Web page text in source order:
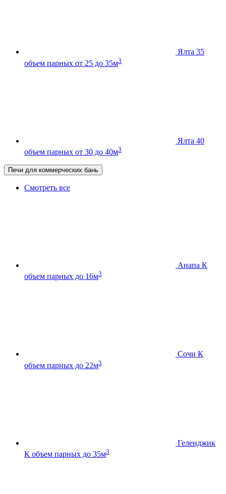
Ялта 35
объем парных от 25 до 35м3
Ялта 40
объем парных от 30 до 40м3
Печи для коммерческих бань
Смотреть все
Анапа К
объем парных до 16м3
Сочи К
объем парных до 22м3
Геленджик
К объем парных до 35м3